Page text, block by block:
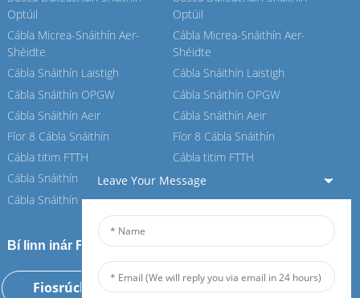
Optúil
Cábla Micrea-Snáithín Aer-
Shéidte
Cábla Snáithín Laistigh
Cábla Snáithín OPGW
Cábla Snáithín Aeir
Fíor 8 Cábla Snáithín
Cábla titim FTTH
Cábla Snáithín ASU
Cábla Snáithín ADSS
Optúil
Cábla Micrea-Snáithín Aer-
Shéidte
Cábla Snáithín Laistigh
Cábla Snáithín OPGW
Cábla Snáithín Aeir
Fíor 8 Cábla Snáithín
Cábla titim FTTH
Cábla Snáithín ASU
Cábla Snáithín ADSS
Bí linn inár Feiboer
Fiosrúchán Anois
Leave Your Message